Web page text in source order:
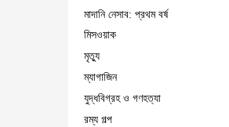
মাদানি নেসাব: প্রথম বর্ষ
মিসওয়াক
মৃত্যু
ম্যাগাজিন
যুদ্ধবিগ্রহ ও গণহত্যা
রম্য গল্প